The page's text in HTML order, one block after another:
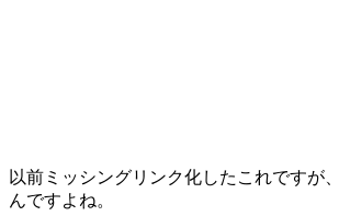
以前ミッシングリンク化したこれですが
んですよね。